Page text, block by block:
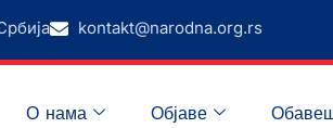
kontakt@narodna.org.rs
О нама Објаве